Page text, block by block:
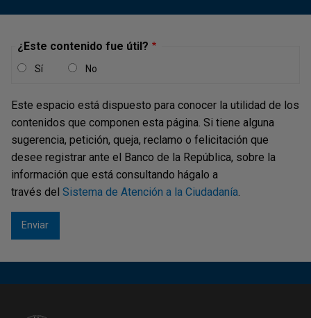
¿Este contenido fue útil?
Sí No
Este espacio está dispuesto para conocer la utilidad de los
contenidos que componen esta página. Si tiene alguna
sugerencia, petición, queja, reclamo o felicitación que
desee registrar ante el Banco de la República, sobre la
información que está consultando hágalo a
través del Sistema de Atención a la Ciudadanía.